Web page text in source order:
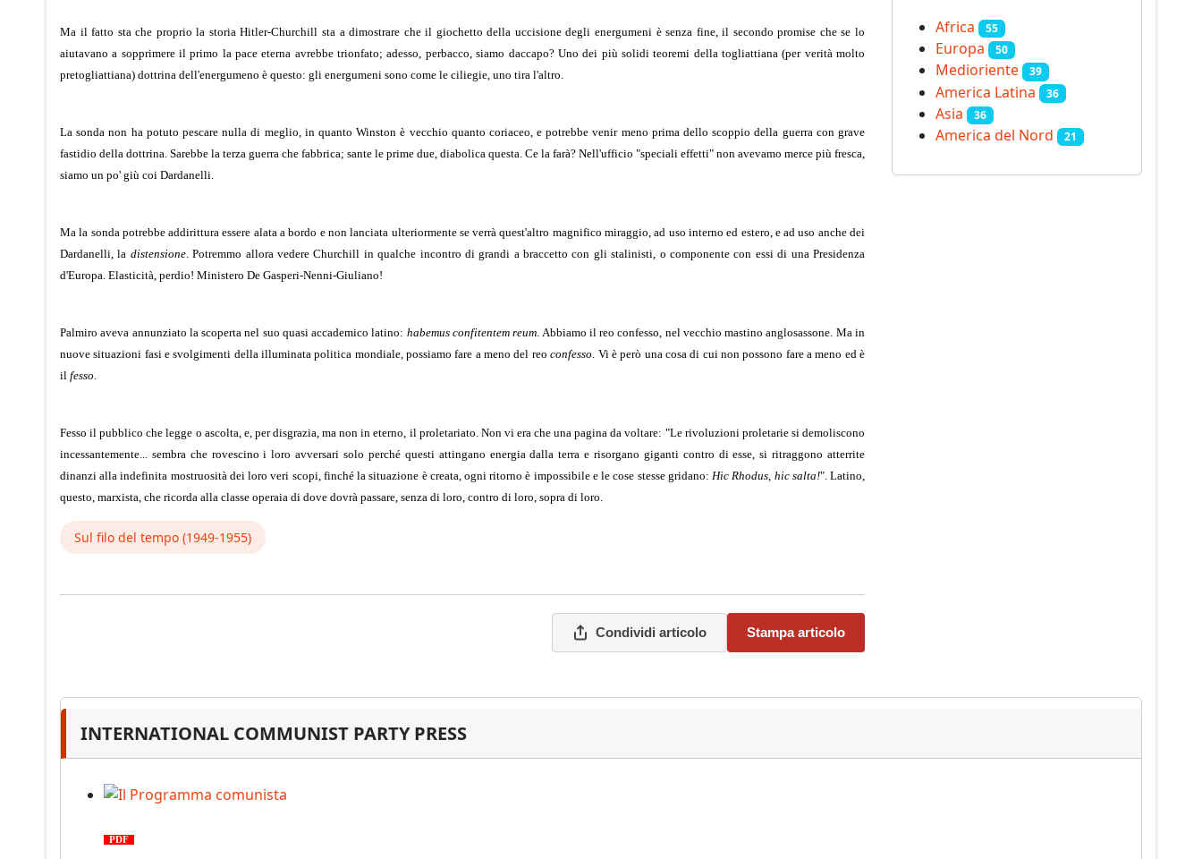
Ma il fatto sta che proprio la storia Hitler-Churchill sta a dimostrare che il giochetto della uccisione degli energumeni è senza fine, il secondo promise che se lo
aiutavano a sopprimere il primo la pace eterna avrebbe trionfato; adesso, perbacco, siamo daccapo? Uno dei più solidi teoremi della togliattiana (per verità molto
pretogliattiana) dottrina dell'energumeno è questo: gli energumeni sono come le ciliegie, uno tira l'altro.
La sonda non ha potuto pescare nulla di meglio, in quanto Winston è vecchio quanto coriaceo, e potrebbe venir meno prima dello scoppio della guerra con grave
fastidio della dottrina. Sarebbe la terza guerra che fabbrica; sante le prime due, diabolica questa. Ce la farà? Nell'ufficio "speciali effetti" non avevamo merce più fresca,
siamo un po' giù coi Dardanelli.
Ma la sonda potrebbe addirittura essere alata a bordo e non lanciata ulteriormente se verrà quest'altro magnifico miraggio, ad uso interno ed estero, e ad uso anche dei
Dardanelli, la distensione. Potremmo allora vedere Churchill in qualche incontro di grandi a braccetto con gli stalinisti, o componente con essi di una Presidenza
d'Europa. Elasticità, perdio! Ministero De Gasperi-Nenni-Giuliano!
Palmiro aveva annunziato la scoperta nel suo quasi accademico latino: habemus confitentem reum . Abbiamo il reo confesso, nel vecchio mastino anglosassone. Ma in
nuove situazioni fasi e svolgimenti della illuminata politica mondiale, possiamo fare a meno del reoconfesso . Vi è però una cosa di cui non possono fare a meno ed è
il fesso
Fesso il pubblico che legge o ascolta, e, per disgrazia, ma non in eterno, il proletariato. Non vi era che una pagina da voltare: "Le rivoluzioni proletarie si demoliscono
incessantemente... sembra che rovescino i loro avversari solo perché questi attingano energia dalla terra e risorgano giganti contro di esse, si ritraggono atterrite
dinanzi alla indefinita mostruosità dei loro veri scopi, finché la situazione è creata, ogni ritorno è impossibile e le cose stesse gridano: Hic Rhodus, hic salta!".Latino,
questo, marxista, che ricorda alla classe operaia di dove dovrà passare, senza di loro, contro di loro, sopra di loro.
Sul filo del tempo (1949-1955)
Condividi articolo Stampa articolo
Africa 55
Europa 50
Medioriente 39
America Latina 36
Asia 36
America del Nord 21
INTERNATIONAL COMMUNIST PARTY PRESS
PDF